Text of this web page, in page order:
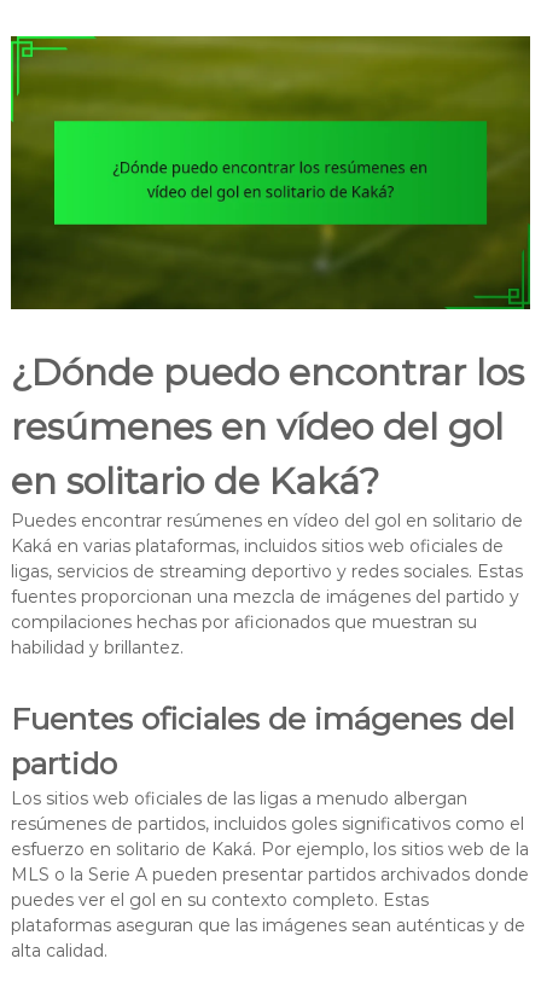
¿Dónde puedo encontrar los
resúmenes en vídeo del gol
en solitario de Kaká?
Puedes encontrar resúmenes en vídeo del gol en solitario de
Kaká en varias plataformas, incluidos sitios web oficiales de
ligas, servicios de streaming deportivo y redes sociales. Estas
fuentes proporcionan una mezcla de imágenes del partido y
compilaciones hechas por aficionados que muestran su
habilidad y brillantez.
Fuentes oficiales de imágenes del
partido
Los sitios web oficiales de las ligas a menudo albergan
resúmenes de partidos, incluidos goles significativos como el
esfuerzo en solitario de Kaká. Por ejemplo, los sitios web de la
MLS o la Serie A pueden presentar partidos archivados donde
puedes ver el gol en su contexto completo. Estas
plataformas aseguran que las imágenes sean auténticas y de
alta calidad.